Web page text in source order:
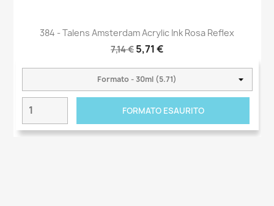
384 - Talens Amsterdam Acrylic Ink Rosa Reflex
7,14 € 5,71 €
FORMATO ESAURITO